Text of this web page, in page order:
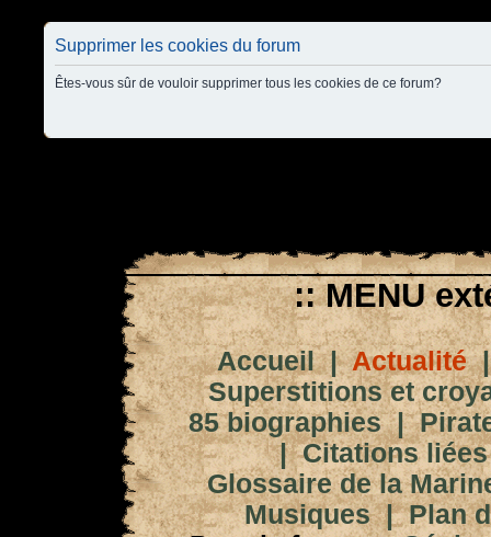
Supprimer les cookies du forum
Êtes-vous sûr de vouloir supprimer tous les cookies de ce forum?
:: MENU
Accueil|Actualité
Superstitions et
85 biographies|
|Citations
Glossaire de la
Musiques|Plan